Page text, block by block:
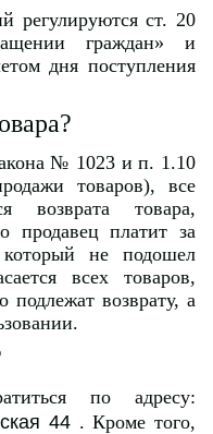
регулируются ст. 20
граждан» и
дня поступления
№ 1023 и п. 1.10
товаров), все
возврата товара,
продавец платит за
который не подошел
всех товаров,
возврату, а
по адресу:
44 . Кроме того,